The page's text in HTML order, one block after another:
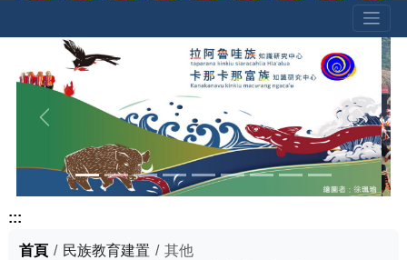
塊
上一張 下一張
:::
首頁 民族教育建置
其他